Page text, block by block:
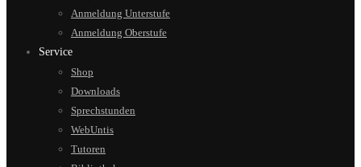
Anmeldung Unterstufe
Anmeldung Oberstufe
Service
Shop
Downloads
Sprechstunden
WebUntis
Tutoren